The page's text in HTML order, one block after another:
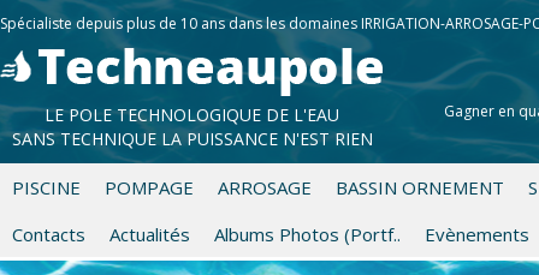
Spécialiste depuis plus de 10 ans dans les domaines IRRIGATION-ARROSAGE-
Gagner en
LE POLE TECHNOLOGIQUE DE L'EAU
SANS TECHNIQUE LA PUISSANCE N'EST RIEN
PISCINE POMPAGE ARROSAGE BASSIN ORNEMENT
Contacts
Actualités Albums Photos (Portf.. Evènements